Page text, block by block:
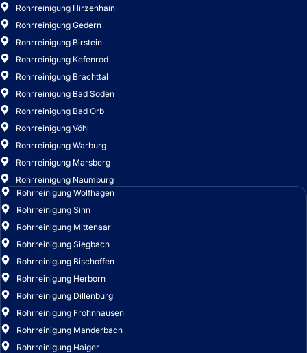
Rohrreinigung Bad Soden
Rohrreinigung Bad Orb
Rohrreinigung Vöhl
Rohrreinigung Warburg
Rohrreinigung Marsberg
Rohrreinigung Naumburg
Rohrreinigung Herborn
Rohrreinigung Dillenburg
Rohrreinigung Frohnhausen
Rohrreinigung Manderbach
Rohrreinigung Haiger
Rohrreinigung Halzhausen
Rohrreinigung Winsdorf
Rohrreinigung Wilgersdorf
Rohrreinigung Eisern
Rohrreinigung Niederdielfen